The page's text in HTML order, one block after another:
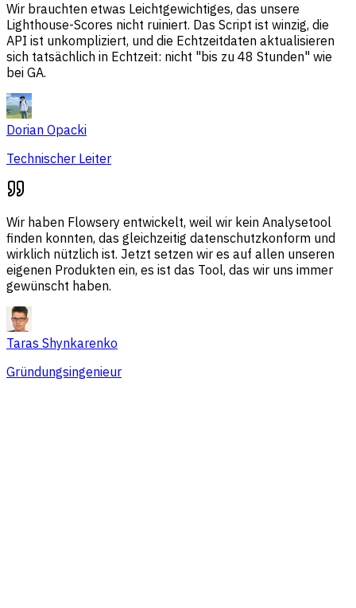
Wir brauchten etwas Leichtgewichtiges, das unsere
Lighthouse-Scores nicht ruiniert. Das Script ist winzig, die
API ist unkompliziert, und die Echtzeitdaten aktualisieren
sich tatsächlich in Echtzeit: nicht "bis zu 48 Stunden" wie
bei GA.
Dorian Opacki
Technischer Leiter
Wir haben Flowsery entwickelt, weil wir kein Analysetool
finden konnten, das gleichzeitig datenschutzkonform und
wirklich nützlich ist. Jetzt setzen wir es auf allen unseren
eigenen Produkten ein, es ist das Tool, das wir uns immer
gewünscht haben.
Taras Shynkarenko
Gründungsingenieur
Übersicht Session-Probleme